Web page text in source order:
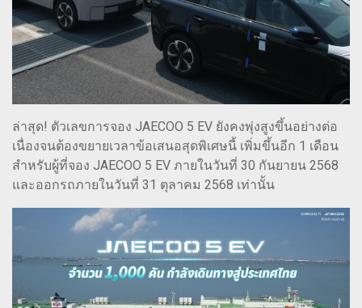
ล่าสุด! ตัวเลขการจอง JAECOO 5 EV ยังคงพุ่งสูงขึ้นอย่างต่อ
เนื่องจนต้องขยายเวลาข้อเสนอสุดพิเศษนี้ เพิ่มขึ้นอีก 1 เดือน
สำหรับผู้ที่จอง JAECOO 5 EV ภายในวันที่ 30 กันยายน 2568
และออกรถภายในวันที่ 31 ตุลาคม 2568 เท่านั้น